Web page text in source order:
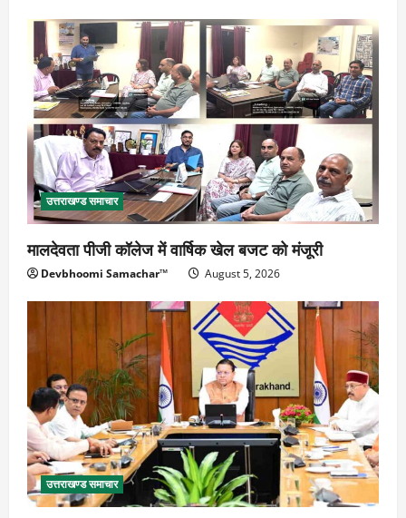
उत्तराखण्ड समाचार
मालदेवता पीजी कॉलेज में वार्षिक खेल बजट को मंजूरी
Devbhoomi Samachar™ August 5, 2026
उत्तराखण्ड समाचार